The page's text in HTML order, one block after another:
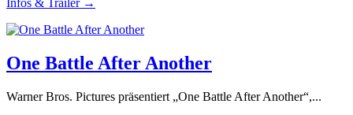
One Battle After Another
Warner Bros. Pictures präsentiert „One Battle After Another“,...